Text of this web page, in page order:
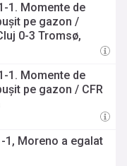
1. Momente de
pe gazon /
0-3 Tromsø,
1. Momente de
pe gazon / CFR
1, Moreno a egalat